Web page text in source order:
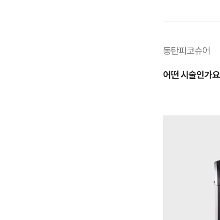
동탄피코슈어
어떤 시술인가